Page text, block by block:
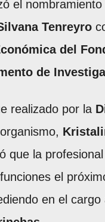
el nombramiento
Tenreyro
del
de
realizado por la
que la
el
en el cargo